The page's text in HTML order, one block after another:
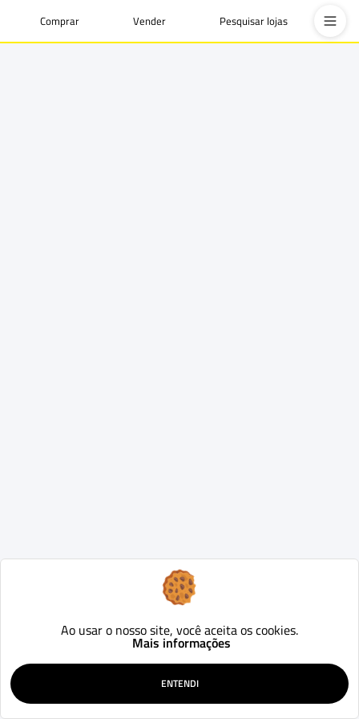
Comprar Vender Pesquisar lojas
Ao usar o nosso site, você aceita os cookies.
Mais informações
ENTENDI